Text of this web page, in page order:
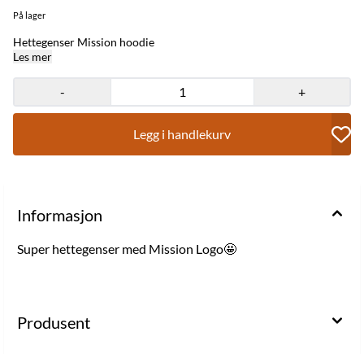
På lager
Hettegenser Mission hoodie
Les mer
- +
Legg i handlekurv
Informasjon
Super hettegenser med Mission Logo🤩
Produsent